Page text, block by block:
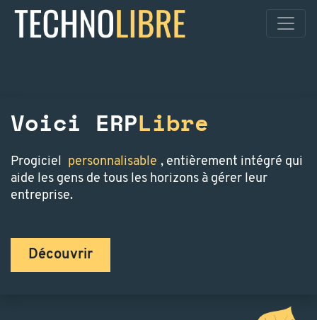
Voici ERPLibre
Progiciel personnalisable , entièrement intégré qui
aide les gens de tous les horizons à gérer leur
entreprise.
Découvrir